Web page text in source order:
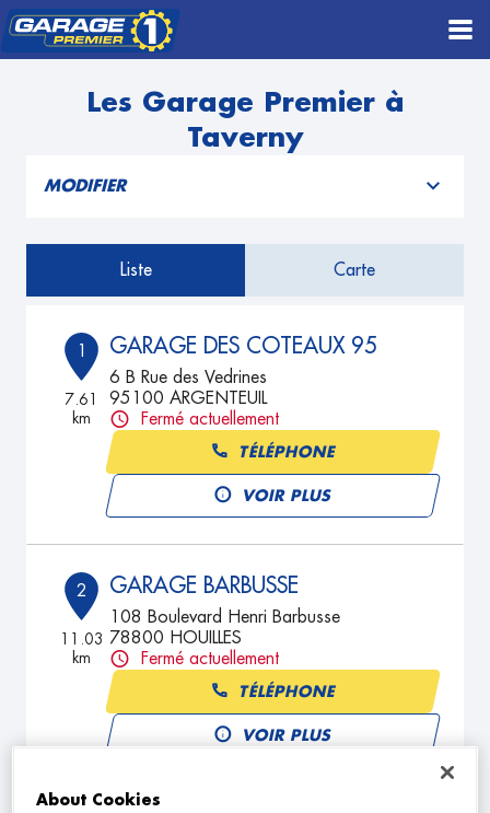
Les Garage Premier à
Taverny
MODIFIER
Liste Carte
1
7.61
km
GARAGE DES COTEAUX 95
6 B Rue des Vedrines
95100 ARGENTEUIL
Fermé actuellement
TÉLÉPHONE
VOIR PLUS
2
11.03
km
GARAGE BARBUSSE
108 Boulevard Henri Barbusse
78800 HOUILLES
Fermé actuellement
TÉLÉPHONE
VOIR PLUS
About Cookies